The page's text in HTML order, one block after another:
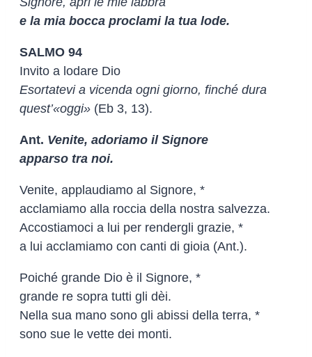
e la mia bocca proclami la tua lode.
SALMO 94
Invito a lodare Dio
Esortatevi a vicenda ogni giorno, finché dura
quest’«oggi» (Eb 3, 13).
Ant. Venite, adoriamo il Signore
apparso tra noi.
Venite, applaudiamo al Signore, *
acclamiamo alla roccia della nostra salvezza.
Accostiamoci a lui per rendergli grazie, *
a lui acclamiamo con canti di gioia (Ant.).
Poiché grande Dio è il Signore, *
grande re sopra tutti gli dèi.
Nella sua mano sono gli abissi della terra, *
sono sue le vette dei monti.